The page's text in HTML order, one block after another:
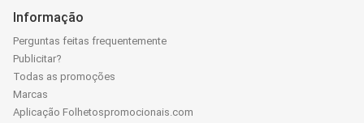
Informação
Perguntas feitas frequentemente
Publicitar?
Todas as promoções
Marcas
Aplicação Folhetospromocionais.com